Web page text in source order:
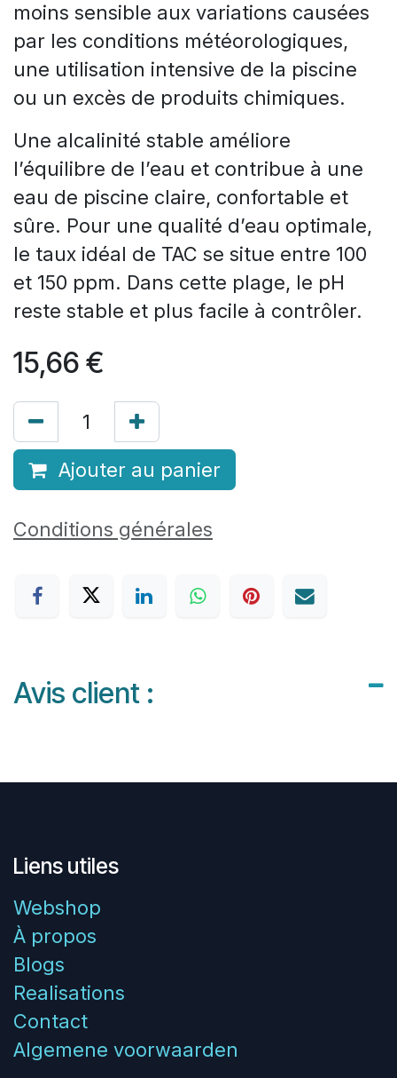
moins sensible aux variations causées
par les conditions météorologiques,
une utilisation intensive de la piscine
ou un excès de produits chimiques.
Une alcalinité stable améliore
l’équilibre de l’eau et contribue à une
eau de piscine claire, confortable et
sûre. Pour une qualité d’eau optimale,
le taux idéal de TAC se situe entre 100
et 150 ppm. Dans cette plage, le pH
reste stable et plus facile à contrôler.
15,66 €
Ajouter au panier
Conditions générales
Avis client :
Liens utiles
Webshop
À propos
Blogs
Realisations
Contact
Algemene voorwaarden